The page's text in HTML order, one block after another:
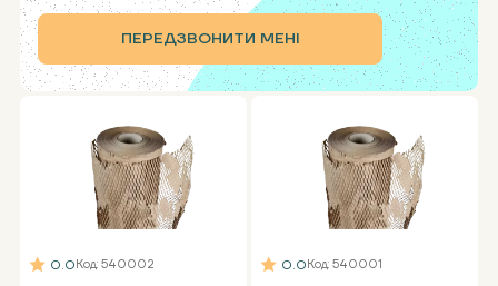
ПЕРЕДЗВОНИТИ МЕНІ
0.0Код: 540002 0.0Код: 540001